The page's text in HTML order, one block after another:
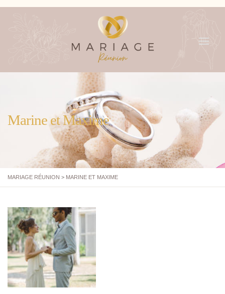
Marine et Maxime
MARIAGE RÉUNION > MARINE ET MAXIME